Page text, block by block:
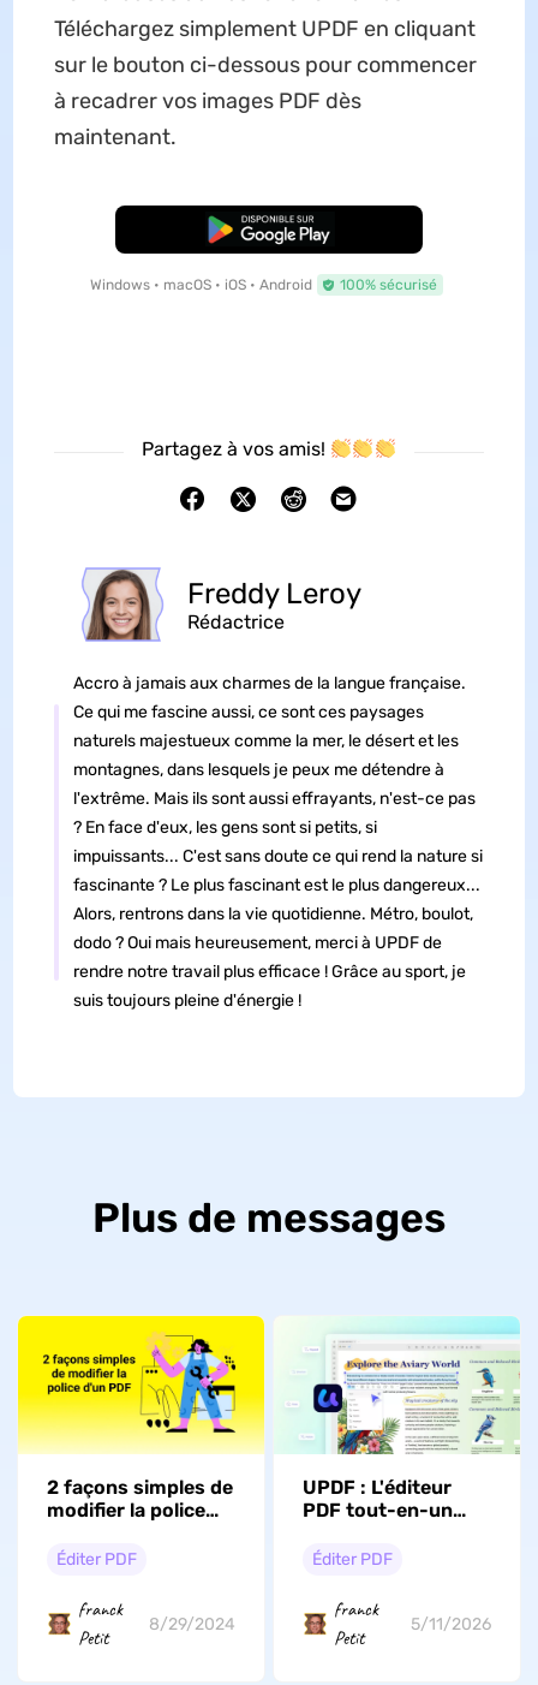
Téléchargez simplement UPDF en cliquant
sur le bouton ci-dessous pour commencer
à recadrer vos images PDF dès
maintenant.
TÉLÉCHARGER
Windows • macOS • iOS • Android 100% sécurisé
Partagez à vos amis!
Freddy Leroy
Rédactrice
Accro à jamais aux charmes de la langue française.
Ce qui me fascine aussi, ce sont ces paysages
naturels majestueux comme la mer, le désert et les
montagnes, dans lesquels je peux me détendre à
l'extrême. Mais ils sont aussi effrayants, n'est-ce pas
? En face d'eux, les gens sont si petits, si
impuissants... C'est sans doute ce qui rend la nature si
fascinante ? Le plus fascinant est le plus dangereux...
Alors, rentrons dans la vie quotidienne. Métro, boulot,
dodo ? Oui mais heureusement, merci à UPDF de
rendre notre travail plus efficace ! Grâce au sport, je
suis toujours pleine d'énergie !
Plus de messages
2 façons simples de
modifier la police
Éditer PDF
franck
Petit
8/29/2024
UPDF : L'éditeur
PDF tout-en-un
redéfinit les flux de
professionnels en
2026
Éditer PDF
franck
Petit
5/11/2026